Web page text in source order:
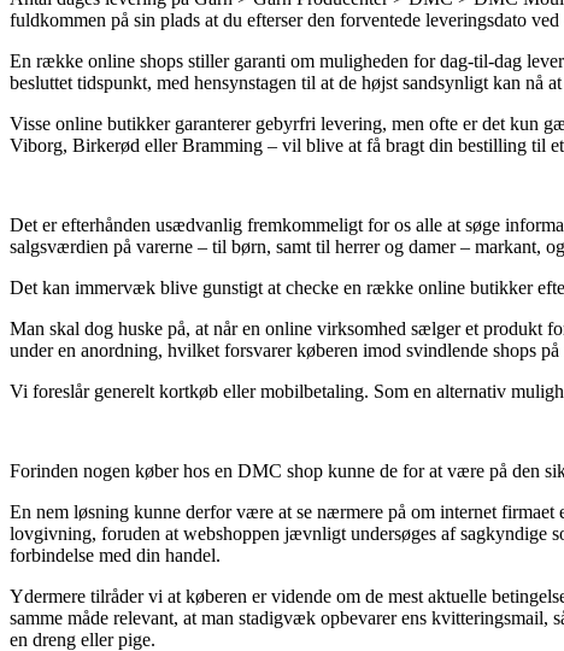
fuldkommen på sin plads at du efterser den forventede leveringsdato
En række online shops stiller garanti om muligheden for dag-til-dag
besluttet tidspunkt, med hensynstagen til at de højst sandsynligt kan nå
Visse online butikker garanterer gebyrfri levering, men ofte er det kun
Viborg, Birkerød eller Bramming – vil blive at få bragt din bestilling til et
Det er efterhånden usædvanlig fremkommeligt for os alle at søge
salgsværdien på varerne – til børn, samt til herrer og damer – markant,
Det kan immervæk blive gunstigt at checke en række online butikker
Man skal dog huske på, at når en online virksomhed sælger et produkt
under en anordning, hvilket forsvarer køberen imod svindlende shops på
Vi foreslår generelt kortkøb eller mobilbetaling. Som en alternativ
Forinden nogen køber hos en DMC shop kunne de for at være på den
En nem løsning kunne derfor være at se nærmere på om internet
lovgivning, foruden at webshoppen jævnligt undersøges af sagkyndige
forbindelse med din handel.
Ydermere tilråder vi at køberen er vidende om de mest aktuelle
samme måde relevant, at man stadigvæk opbevarer ens
en dreng eller pige.